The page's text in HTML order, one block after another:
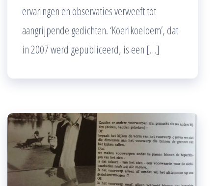
ervaringen en observaties verweeft tot
aangrijpende gedichten. ‘Koerikoeloem’, dat
in 2007 werd gepubliceerd, is een […]